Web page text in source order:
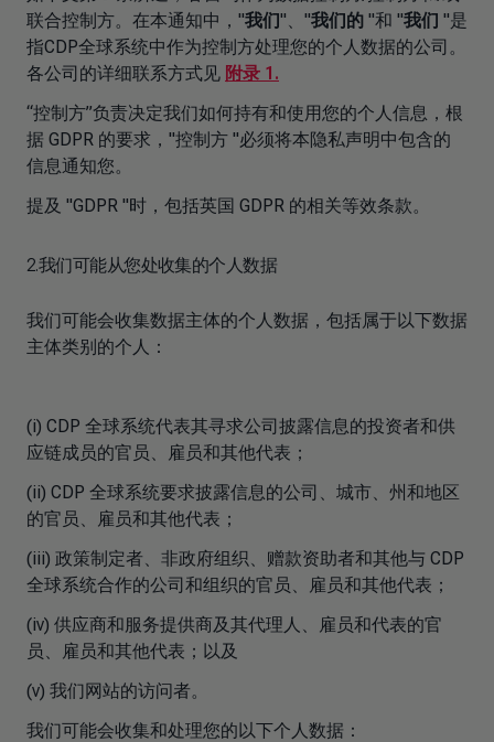
联合控制方。 在本通知中，"我们"、"我们的 "和 "我们 "是
指CDP全球系统中作为控制方处理您的个人数据的公司。
各公司的详细联系方式见 附录 1.
“控制方”负责决定我们如何持有和使用您的个人信息，根
据 GDPR 的要求，"控制方 "必须将本隐私声明中包含的
信息通知您。
提及 "GDPR "时，包括英国 GDPR 的相关等效条款。
2.我们可能从您处收集的个人数据
我们可能会收集数据主体的个人数据，包括属于以下数据
主体类别的个人：
(i) CDP 全球系统代表其寻求公司披露信息的投资者和供
应链成员的官员、雇员和其他代表；
(ii) CDP 全球系统要求披露信息的公司、城市、州和地区
的官员、雇员和其他代表；
(iii) 政策制定者、非政府组织、赠款资助者和其他与 CDP
全球系统合作的公司和组织的官员、雇员和其他代表；
(iv) 供应商和服务提供商及其代理人、雇员和代表的官
员、雇员和其他代表；以及
(v) 我们网站的访问者。
我们可能会收集和处理您的以下个人数据：